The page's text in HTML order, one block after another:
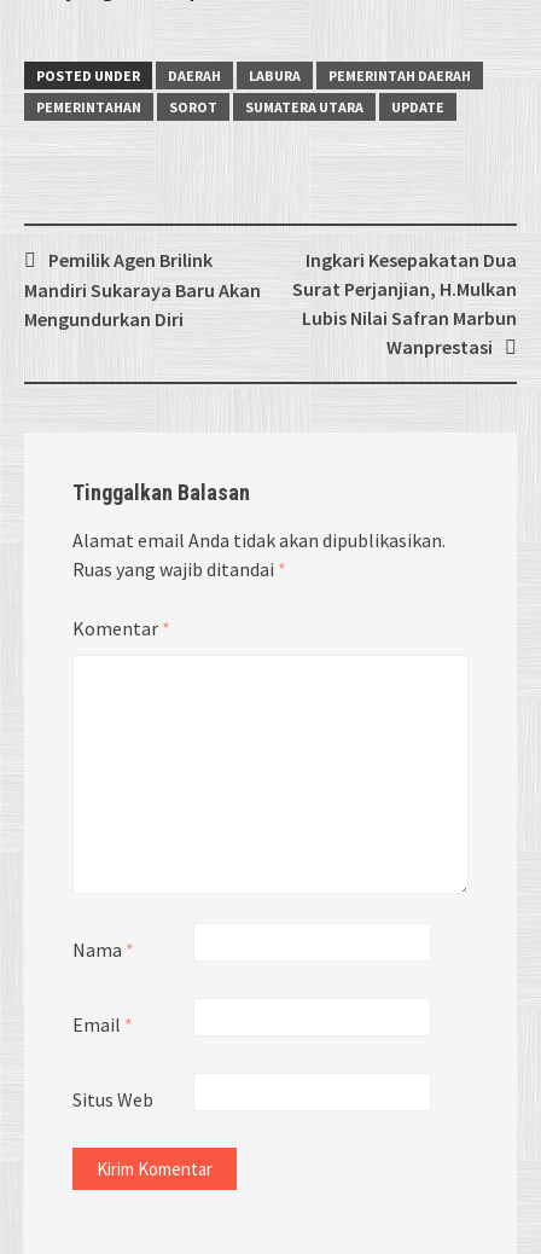
POSTED UNDER DAERAH LABURA
PEMERINTAH DAERAH
PEMERINTAHAN
SOROT SUMATERA UTARA UPDATE
Post
navigation
Pemilik Agen Brilink
Mandiri Sukaraya Baru Akan
Mengundurkan Diri
Ingkari Kesepakatan Dua
Surat Perjanjian, H.Mulkan
Lubis Nilai Safran Marbun
Wanprestasi
Tinggalkan Balasan
Alamat email Anda tidak akan dipublikasikan.
Ruas yang wajib ditandai *
Komentar *
Nama *
Email *
Situs Web